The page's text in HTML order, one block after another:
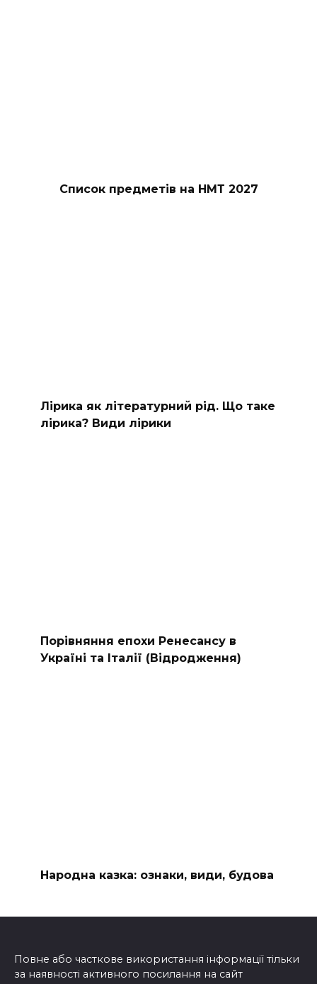
Список предметів на НМТ 2027
Лірика як літературний рід. Що таке
лірика? Види лірики
Порівняння епохи Ренесансу в
Україні та Італії (Відродження)
Народна казка: ознаки, види, будова
Повне або часткове використання інформації тільки
за наявності активного посилання на сайт